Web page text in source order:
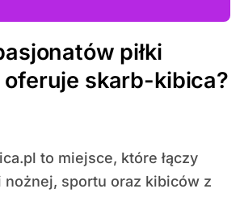
piłki
oferuje skarb-kibica?
nożnej, sportu oraz kibiców z